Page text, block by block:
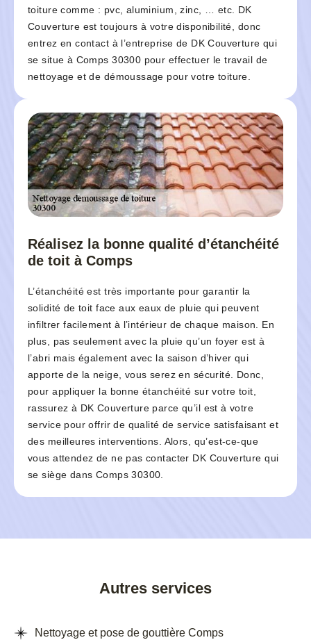
toiture comme : pvc, aluminium, zinc, … etc. DK
Couverture est toujours à votre disponibilité, donc
entrez en contact à l’entreprise de DK Couverture qui
se situe à Comps 30300 pour effectuer le travail de
nettoyage et de démoussage pour votre toiture.
Réalisez la bonne qualité d’étanchéité
de toit à Comps
L’étanchéité est très importante pour garantir la
solidité de toit face aux eaux de pluie qui peuvent
infiltrer facilement à l’intérieur de chaque maison. En
plus, pas seulement avec la pluie qu’un foyer est à
l’abri mais également avec la saison d’hiver qui
apporte de la neige, vous serez en sécurité. Donc,
pour appliquer la bonne étanchéité sur votre toit,
rassurez à DK Couverture parce qu’il est à votre
service pour offrir de qualité de service satisfaisant et
des meilleures interventions. Alors, qu’est-ce-que
vous attendez de ne pas contacter DK Couverture qui
se siège dans Comps 30300.
Autres services
Nettoyage et pose de gouttière Comps